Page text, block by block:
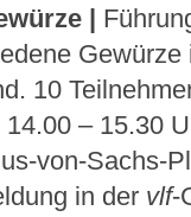
|
10
14.00 – 15.30
von-Sachs-
in der vlf-